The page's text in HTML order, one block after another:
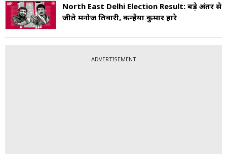
North East Delhi Election Result: बड़े अंतर से
जीते मनोज तिवारी, कन्हैया कुमार हारे
ADVERTISEMENT